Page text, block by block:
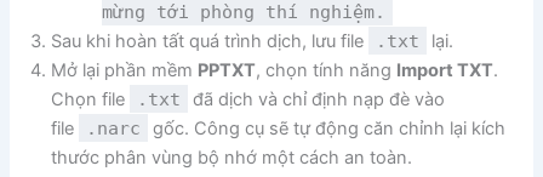
mừng tới phòng thí nghiệm.
Sau khi hoàn tất quá trình dịch, lưu file .txt
lại.
Mở lại phần mềm PPTXT, chọn tính năng Import TXT.
Chọn file
.txt
đã dịch và chỉ định nạp đè vào
file
.narc
gốc. Công cụ sẽ tự động căn chỉnh lại kích
thước phân vùng bộ nhớ một cách an toàn.